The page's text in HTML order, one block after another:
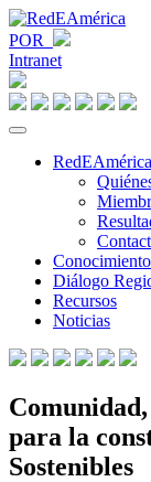
POR
Intranet
RedEAmérica
Diálogo
Recursos
Noticias
para la
Sostenibles